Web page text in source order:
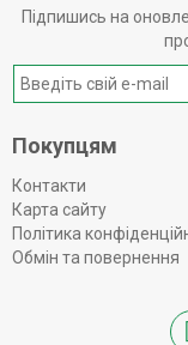
Підпишись на
Покупцям
Контакти
Карта сайту
Політика
Обмін та повернення